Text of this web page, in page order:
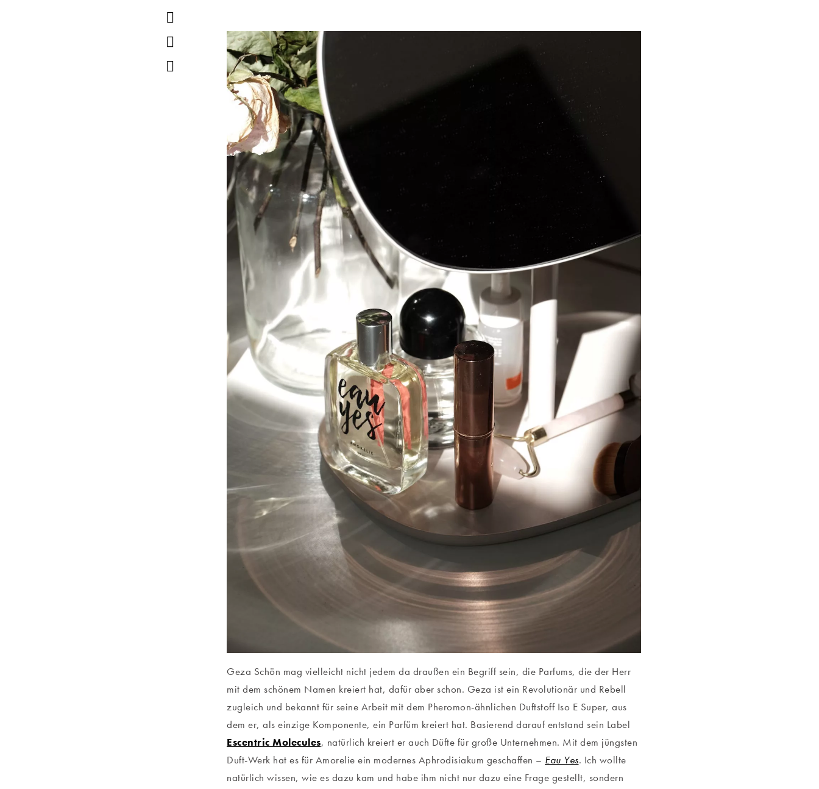
Geza Schön mag vielleicht nicht jedem da draußen ein Begriff sein, die Parfums, die der Herr
mit dem schönem Namen kreiert hat, dafür aber schon. Geza ist ein Revolutionär und Rebell
zugleich und bekannt für seine Arbeit mit dem Pheromon-ähnlichen Duftstoff Iso E Super, aus
dem er, als einzige Komponente, ein Parfüm kreiert hat. Basierend darauf entstand sein Label
Escentric Molecules, natürlich kreiert er auch Düfte für große Unternehmen. Mit dem jüngsten
Duft-Werk hat es für Amorelie ein modernes Aphrodisiakum geschaffen – Eau Yes. Ich wollte
natürlich wissen, wie es dazu kam und habe ihm nicht nur dazu eine Frage gestellt, sondern